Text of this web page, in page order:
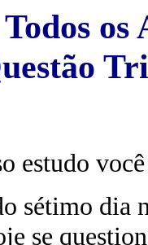
estudo
sétimo dia
se